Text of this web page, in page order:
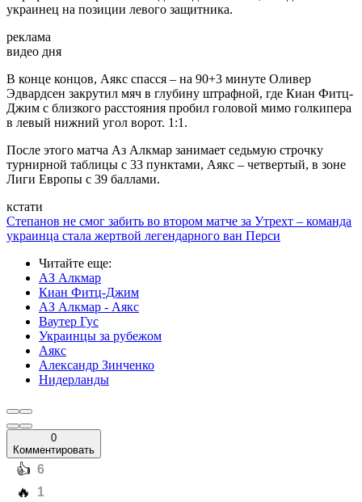
украинец на позиции левого защитника.
реклама
видео дня
В конце концов, Аякс спасся – на 90+3 минуте Оливер
Эдвардсен закрутил мяч в глубину штрафной, где Киан Фитц-
Джим с близкого расстояния пробил головой мимо голкипера
в левый нижний угол ворот. 1:1.
После этого матча Аз Алкмар занимает седьмую строчку
турнирной таблицы с 33 пунктами, Аякс – четвертый, в зоне
Лиги Европы с 39 баллами.
кстати
Степанов не смог забить во втором матче за Утрехт – команда
украинца стала жертвой легендарного ван Перси
Читайте еще:
АЗ Алкмар
Киан Фитц-Джим
АЗ Алкмар - Аякс
Ваутер Гус
Украинцы за рубежом
Аякс
Александр Зинченко
Нидерланды
0
Комментировать
️👍 6
️🔥 1